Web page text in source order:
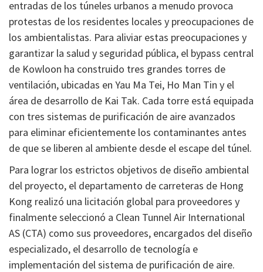
entradas de los túneles urbanos a menudo provoca
protestas de los residentes locales y preocupaciones de
los ambientalistas. Para aliviar estas preocupaciones y
garantizar la salud y seguridad pública, el bypass central
de Kowloon ha construido tres grandes torres de
ventilación, ubicadas en Yau Ma Tei, Ho Man Tin y el
área de desarrollo de Kai Tak. Cada torre está equipada
con tres sistemas de purificación de aire avanzados
para eliminar eficientemente los contaminantes antes
de que se liberen al ambiente desde el escape del túnel.
Para lograr los estrictos objetivos de diseño ambiental
del proyecto, el departamento de carreteras de Hong
Kong realizó una licitación global para proveedores y
finalmente seleccionó a Clean Tunnel Air International
AS (CTA) como sus proveedores, encargados del diseño
especializado, el desarrollo de tecnología e
implementación del sistema de purificación de aire.